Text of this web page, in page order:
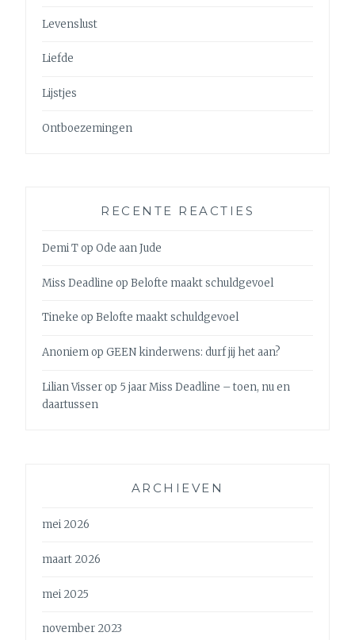
Levenslust
Liefde
Lijstjes
Ontboezemingen
RECENTE REACTIES
Demi TopOde aan Jude
Miss Deadline opBelofte maakt schuldgevoel
Tineke opBelofte maakt schuldgevoel
AnoniemopGEEN kinderwens: durf jij het aan?
Lilian Visserop 5 jaar Miss Deadline – toen, nu en
daartussen
ARCHIEVEN
mei 2026
maart 2026
mei 2025
november 2023